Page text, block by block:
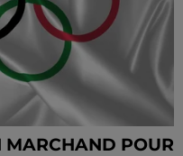
MARCHAND POUR